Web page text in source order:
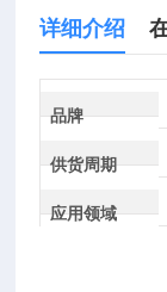
详细介绍
品牌
供货周期
应用领域